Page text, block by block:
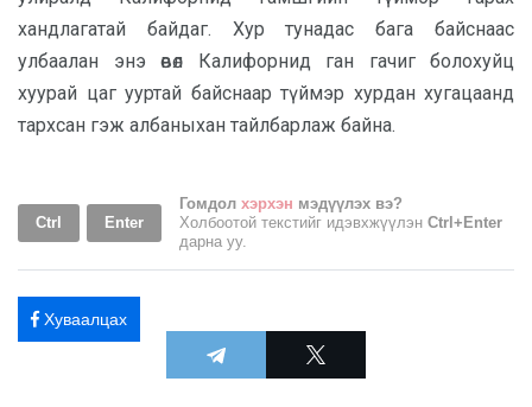
хандлагатай байдаг. Хур тунадас бага байснаас
улбаалан энэ өвөл Калифорнид ган гачиг болохуйц
хуурай цаг ууртай байснаар түймэр хурдан хугацаанд
тархсан гэж албаныхан тайлбарлаж байна.
Ctrl Enter
Гомдол хэрхэн мэдүүлэх вэ?
Холбоотой текстийг идэвхжүүлэн Ctrl+Enter
дарна уу.
Хуваалцах